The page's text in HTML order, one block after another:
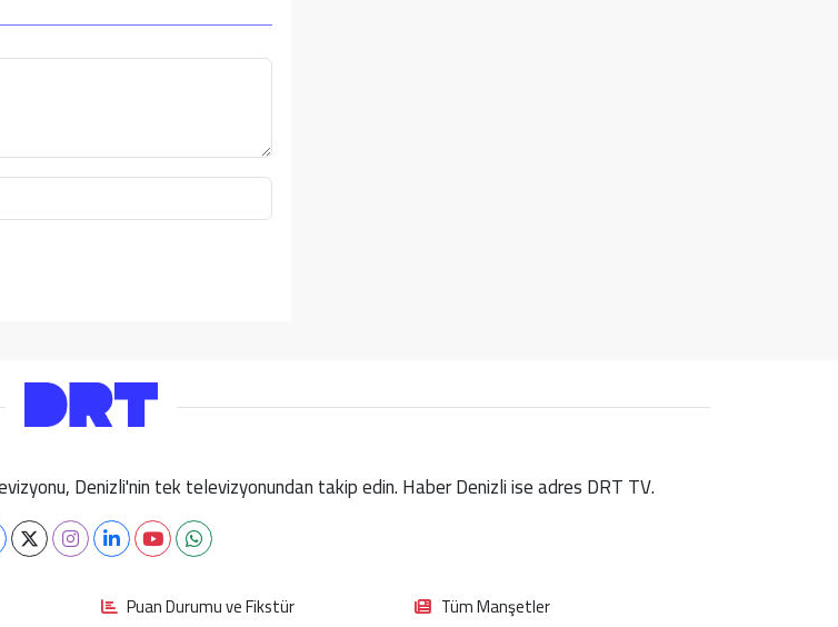
Denizli'nin tek televizyonundan takip edin. Haber Denizli ise adres DRT TV.
Puan Durumu ve Fikstür
Tüm Manşetler